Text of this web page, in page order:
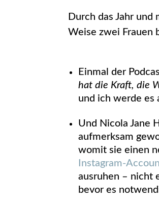
Durch das Jahr
Weise zwei Frauen
Einmal der
hat die Kraft, die
und ich werde es
Und Nicola Jane
aufmerksam
womit sie einen
Instagram-
ausruhen – nicht
bevor es